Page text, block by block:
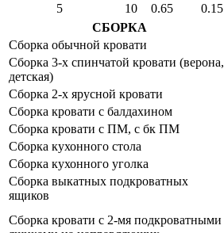
5
10 0.65 0.15
СБОРКА
Сборка обычной кровати
Сборка 3-х спинчатой кровати (верона,
детская)
Сборка 2-х ярусной кровати
Сборка кровати с балдахином
Сборка кровати с ПМ, с бк ПМ
Сборка кухонного стола
Сборка кухонного уголка
Сборка выкатных подкроватных
ящиков
Сборка кровати с 2-мя подкроватными